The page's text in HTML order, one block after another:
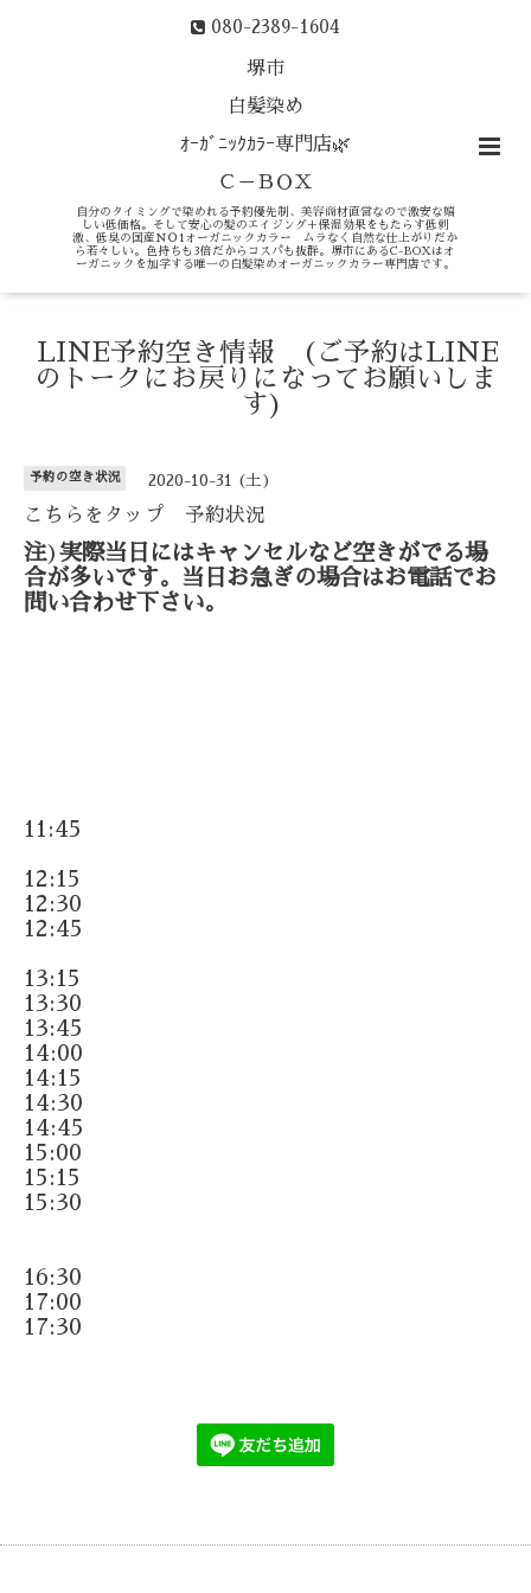
080-2389-1604
堺市
白髪染め
ｵｰｶﾞﾆｯｸｶﾗｰ専門店🌿
Ｃ－ＢＯＸ
自分のタイミングで染めれる予約優先制、美容商材直営なので激安な嬉
しい低価格。そして安心の髪のエイジング＋保湿効果をもたらす低刺
激、低臭の国産ＮＯ1オーガニックカラー ムラなく自然な仕上がりだか
ら若々しい。色持ちも3倍だからコスパも抜群。堺市にあるC-BOXはオ
ーガニックを加学する唯一の白髪染めオーガニックカラー専門店です。
LINE予約空き情報 (ご予約はLINE
のトークにお戻りになってお願いしま
す)
予約の空き状況 2020-10-31 (土)
こちらをタップ 予約状況
注) 実際当日にはキャンセルなど空きがでる場
合が多いです。当日お急ぎの場合はお電話でお
問い合わせ下さい。
11:45
12:15
12:30
12:45
13:15
13:30
13:45
14:00
14:15
14:30
14:45
15:00
15:15
15:30
16:30
17:00
17:30